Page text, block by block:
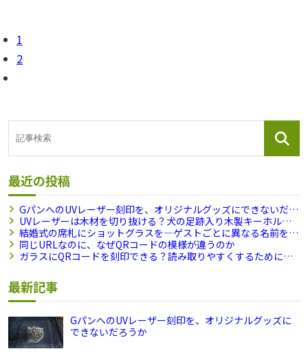
1
2
最近の投稿
GパンへのUVレーザー刻印を、オリジナルグッズにできないだろ
うか
UVレーザーは木材を切り抜ける？犬の足跡入り木製キーホル
ダーを試作しました
結婚式の席札にショットグラスを―ゲストごとに異なる名前を刻
印できますか？
同じURLなのに、なぜQRコードの模様が違うのか
ガラスにQRコードを刻印できる？読み取りやすくするために試
最新記事
GパンへのUVレーザー刻印を、オリジナルグッズに
できないだろうか